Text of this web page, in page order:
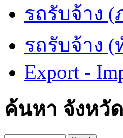
รถรับจ้าง
รถรับจ้าง (
Export -
ค้นหา จังหวัด